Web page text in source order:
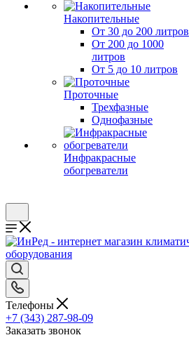
Накопительные
От 30 до 200 литров
От 200 до 1000
литров
От 5 до 10 литров
Проточные
Трехфазные
Однофазные
Инфракрасные
обогреватели
Телефоны
+7 (343) 287-98-09
Заказать звонок